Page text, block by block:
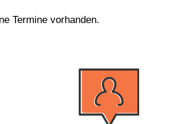
Termine vorhanden.